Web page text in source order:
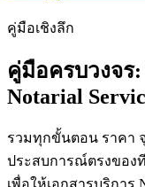
คู่มือเชิงลึก
คู่มือครบวงจร:
Notarial
รวมทุกขั้นตอน ราคา
ประสบการณ์ตรงของที